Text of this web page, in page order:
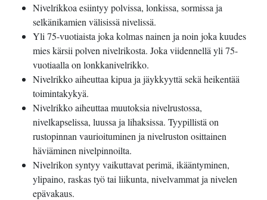
Nivelrikkoa esiintyy polvissa, lonkissa, sormissa ja
selkänikamien välisissä nivelissä.
Yli 75-vuotiaista joka kolmas nainen ja noin joka kuudes
mies kärsii polven nivelrikosta. Joka viidennellä yli 75-
vuotiaalla on lonkkanivelrikko.
Nivelrikko aiheuttaa kipua ja jäykkyyttä sekä heikentää
toimintakykyä.
Nivelrikko aiheuttaa muutoksia nivelrustossa,
nivelkapselissa, luussa ja lihaksissa. Tyypillistä on
rustopinnan vaurioituminen ja nivelruston osittainen
häviäminen nivelpinnoilta.
Nivelrikon syntyy vaikuttavat perimä, ikääntyminen,
ylipaino, raskas työ tai liikunta, nivelvammat ja nivelen
epävakaus.